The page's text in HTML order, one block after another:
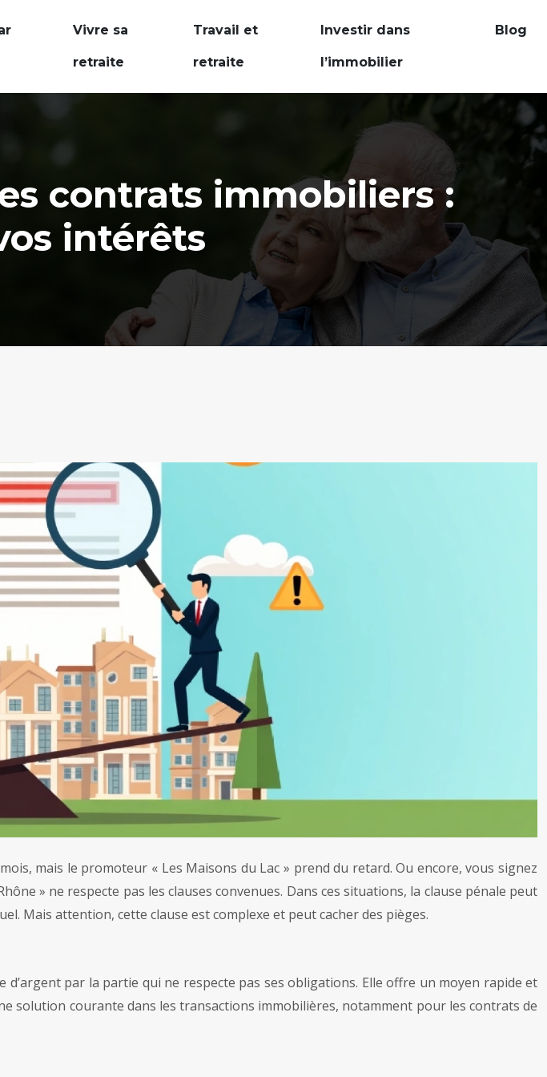
Vivre sa
retraite
Travail et
retraite
Investir dans
l’immobilier
Blog
contrats immobiliers :
intérêts
mais le promoteur « Les Maisons du Lac » prend du retard. Ou encore, vous signez
» ne respecte pas les clauses convenues. Dans ces situations, la clause pénale peut
Mais attention, cette clause est complexe et peut cacher des pièges.
par la partie qui ne respecte pas ses obligations. Elle offre un moyen rapide et
solution courante dans les transactions immobilières, notamment pour les contrats de